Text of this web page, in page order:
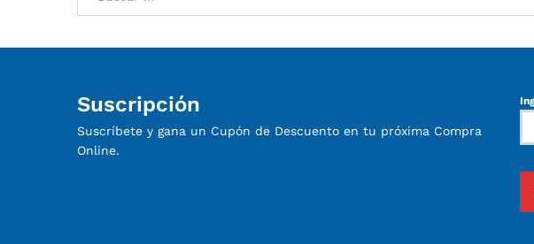
Suscripción
Suscríbete y gana un Cupón de Descuento en tu próxima Compra
Online.